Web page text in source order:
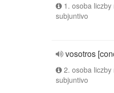
1. osoba
subjuntivo
vosotros
2. osoba
subjuntivo